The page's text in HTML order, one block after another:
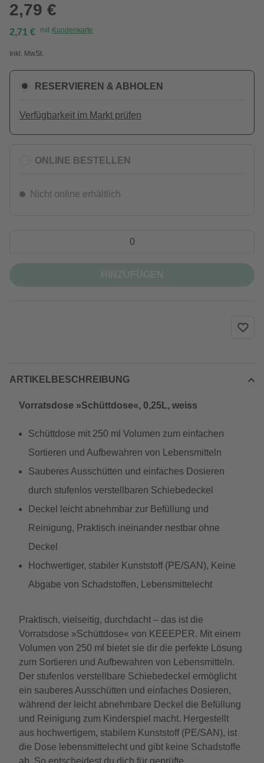
2,79 €
2,71 € mit Kundenkarte
Inkl. MwSt.
RESERVIEREN & ABHOLEN
Verfügbarkeit im Markt prüfen
ONLINE BESTELLEN
Nicht online erhältlich
ARTIKELBESCHREIBUNG
Vorratsdose »Schüttdose«, 0,25L, weiss
Schüttdose mit 250 ml Volumen zum einfachen
Sortieren und Aufbewahren von Lebensmitteln
Sauberes Ausschütten und einfaches Dosieren
durch stufenlos verstellbaren Schiebedeckel
Deckel leicht abnehmbar zur Befüllung und
Reinigung, Praktisch ineinander nestbar ohne
Deckel
Hochwertiger, stabiler Kunststoff (PE/SAN), Keine
Abgabe von Schadstoffen, Lebensmittelecht
Praktisch, vielseitig, durchdacht – das ist die
Vorratsdose »Schüttdose« von KEEEPER. Mit einem
Volumen von 250 ml bietet sie dir die perfekte Lösung
zum Sortieren und Aufbewahren von Lebensmitteln.
Der stufenlos verstellbare Schiebedeckel ermöglicht
ein sauberes Ausschütten und einfaches Dosieren,
während der leicht abnehmbare Deckel die Befüllung
und Reinigung zum Kinderspiel macht. Hergestellt
aus hochwertigem, stabilem Kunststoff (PE/SAN), ist
die Dose lebensmittelecht und gibt keine Schadstoffe
ab. So entscheidest du dich für geprüfte